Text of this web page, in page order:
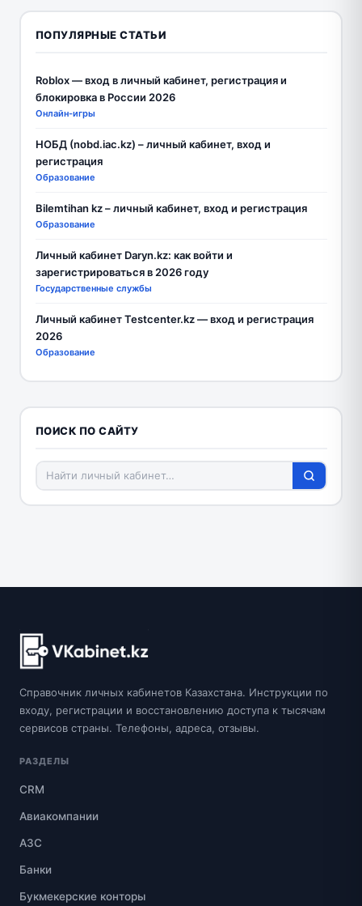
ПОПУЛЯРНЫЕ СТАТЬИ
Roblox — вход в личный кабинет, регистрация и
блокировка в России 2026
Онлайн-игры
НОБД (nobd.iac.kz) – личный кабинет, вход и
регистрация
Образование
Bilemtihan kz – личный кабинет, вход и регистрация
Образование
Личный кабинет Daryn.kz: как войти и
зарегистрироваться в 2026 году
Государственные службы
Личный кабинет Testcenter.kz — вход и регистрация
2026
Образование
ПОИСК ПО САЙТУ
Справочник личных кабинетов Казахстана. Инструкции по
входу, регистрации и восстановлению доступа к тысячам
сервисов страны. Телефоны, адреса, отзывы.
РАЗДЕЛЫ
CRM
Авиакомпании
АЗС
Банки
Букмекерские конторы